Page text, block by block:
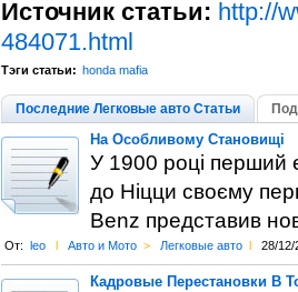
Источник статьи: http://
484071.html
Тэги статьи: honda mafia
Последние Легковые авто Статьи
На Особливому Становищі
У 1900 році перший
до Ніцци своєму
Benz представив
От: leo l Авто и Мото > Легковые авто l 28/12/
Кадровые Перестановки В